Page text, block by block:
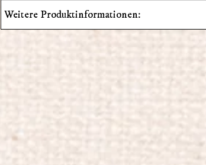
Weitere Produktinformationen: